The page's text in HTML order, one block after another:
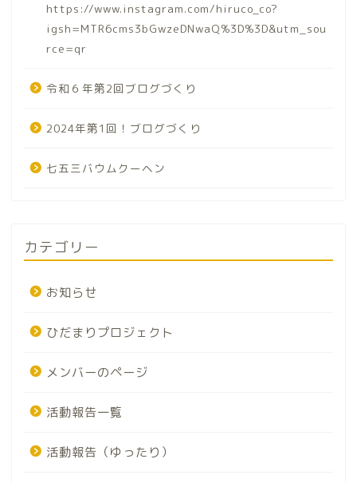
https://www.instagram.com/hiruco_co?
igsh=MTR6cms3bGwzeDNwaQ%3D%3D&utm_sou
rce=qr
令和６年第2回ブログづくり
2024年第1回！ブログづくり
七五三バウムクーヘン
カテゴリー
お知らせ
ひだまりプロジェクト
メンバーのページ
活動報告一覧
活動報告（ゆったり）